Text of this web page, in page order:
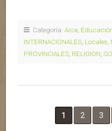
Categoría: Aica
INTERNACIONALES Locales
PROVINCIALES RELIGION
1 2 3